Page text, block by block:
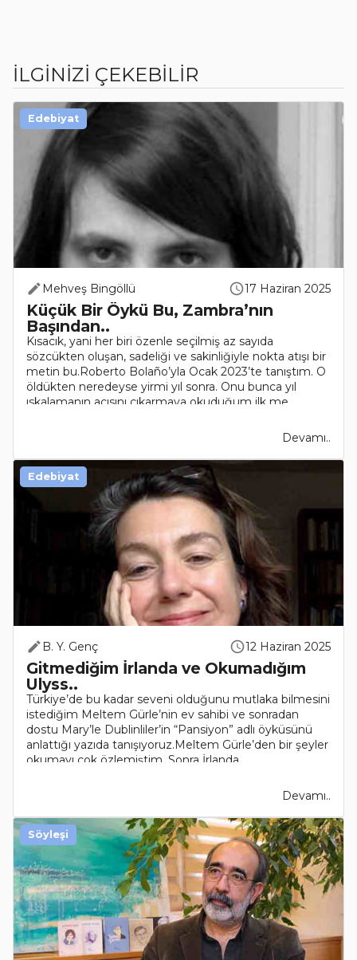
İLGİNİZİ ÇEKEBİLİR
Mehveş Bingöllü 17 Haziran 2025
Küçük Bir Öykü Bu, Zambra’nın
Başından..
Kısacık, yani her biri özenle seçilmiş az sayıda
sözcükten oluşan, sadeliği ve sakinliğiyle nokta atışı bir
metin bu.Roberto Bolaño’yla Ocak 2023’te tanıştım. O
öldükten neredeyse yirmi yıl sonra. Onu bunca yıl
ıskalamanın acısını çıkarmaya okuduğum ilk me..
Devamı..
Edebiyat
B. Y. Genç 12 Haziran 2025
Gitmediğim İrlanda ve Okumadığım
Ulyss..
Türkiye’de bu kadar seveni olduğunu mutlaka bilmesini
istediğim Meltem Gürle’nin ev sahibi ve sonradan
dostu Mary’le Dublinliler’in “Pansiyon” adlı öyküsünü
anlattığı yazıda tanışıyoruz.Meltem Gürle’den bir şeyler
okumayı çok özlemiştim. Sonra İrlanda ..
Devamı..
Edebiyat
Söyleşi